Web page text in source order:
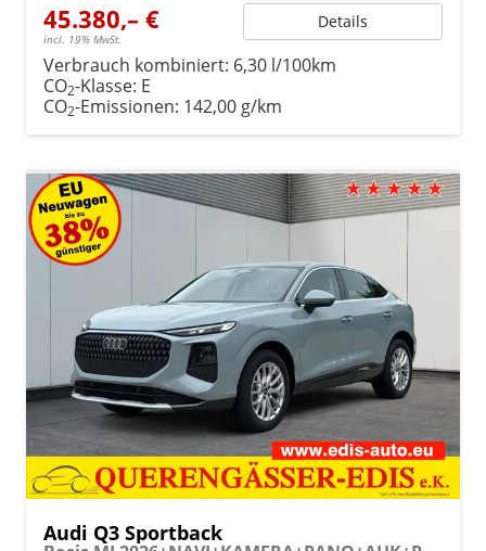
45.380,– €
incl. 19% MwSt.
Details
Verbrauch kombiniert: 6,30 l/100km
CO2-Klasse: E
CO2-Emissionen: 142,00 g/km
Audi Q3 Sportback